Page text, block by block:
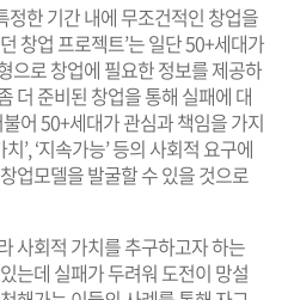
한 기간 내에 무조건적인 창업을
창업 프로젝트’는 일단 50+세대가
으로 창업에 필요한 정보를 제공하
더 준비된 창업을 통해 실패에 대
어 50+세대가 관심과 책임을 가지
’, ‘지속가능’ 등의 사회적 요구에
업모델을 발굴할 수 있을 것으로
사회적 가치를 추구하고자 하는
는데 실패가 두려워 도전이 망설